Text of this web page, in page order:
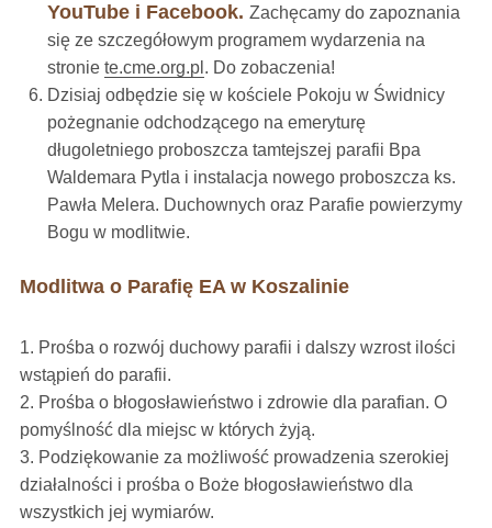
YouTube i Facebook. Zachęcamy do zapoznania
się ze szczegółowym programem wydarzenia na
stronie te.cme.org.pl . Do zobaczenia!
Dzisiaj odbędzie się w kościele Pokoju w Świdnicy
pożegnanie odchodzącego na emeryturę
długoletniego proboszcza tamtejszej parafii Bpa
Waldemara Pytla i instalacja nowego proboszcza ks.
Pawła Melera. Duchownych oraz Parafie powierzymy
Bogu w modlitwie.
Modlitwa o Parafię EA w Koszalinie
1. Prośba o rozwój duchowy parafii i dalszy wzrost ilości
wstąpień do parafii.
2. Prośba o błogosławieństwo i zdrowie dla parafian. O
pomyślność dla miejsc w których żyją.
3. Podziękowanie za możliwość prowadzenia szerokiej
działalności i prośba o Boże błogosławieństwo dla
wszystkich jej wymiarów.